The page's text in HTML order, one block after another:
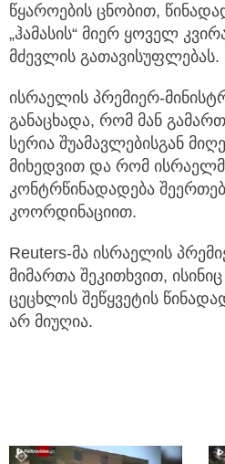
წყაროების ცნობით,
„ჰამასის“ მიერ ყოველ
მძევლის გათავისუფლებას.
ისრაელის პრემიერ-
განაცხადა, რომ მან
სერია შუამავლებისგან
მიხედვით და რომ
კონტრწინადადება
კოორდინაციით.
Reuters-მა ისრაელის
მიმართა შეკითხვით,
ცეცხლის შეწყვეტის
არ მიუღია.